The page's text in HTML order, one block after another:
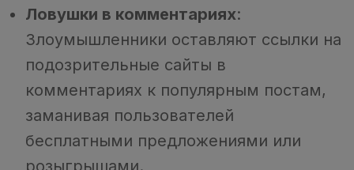
Ловушки в комментариях:
Злоумышленники оставляют ссылки на
подозрительные сайты в
комментариях к популярным постам,
заманивая пользователей
бесплатными предложениями или